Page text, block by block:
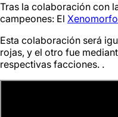
Tras la colaboración con
campeones: El Xenomorfo
Esta colaboración será
rojas, y el otro fue
respectivas facciones. .